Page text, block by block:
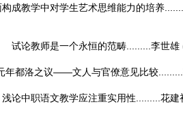
成教学中对学生艺术思维能力的培养.........
试论教师是一个永恒的范畴......... 李世雄
年都洛之议——文人与官僚意见比较.........
浅论中职语文教学应注重实用性......... 花建